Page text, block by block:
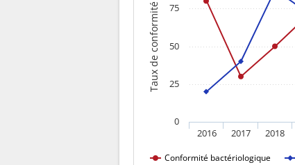
Taux de conformité
Conformité bactériologique
2016 2017 2018
0
25
50
75